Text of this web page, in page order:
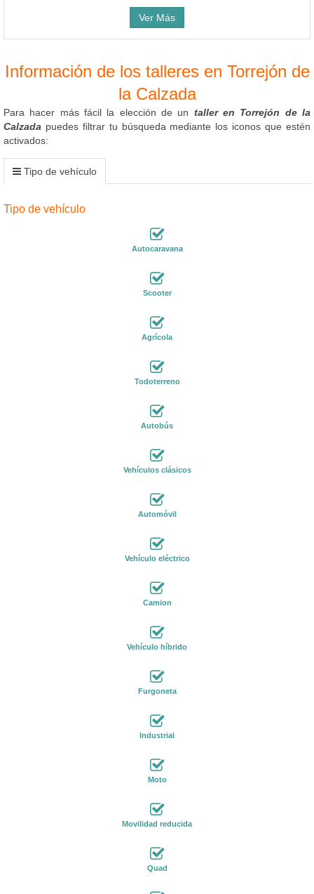
Ver Más
Información de los talleres en Torrejón de
la Calzada
Para hacer más fácil la elección de un taller en Torrejón de la
Calzada puedes filtrar tu búsqueda mediante los iconos que estén
activados:
Tipo de vehículo
Tipo de vehículo
Autocaravana
Scooter
Agrícola
Todoterreno
Autobús
Vehículos clásicos
Automóvil
Vehículo eléctrico
Camion
Vehículo híbrido
Furgoneta
Industrial
Moto
Movilidad reducida
Quad